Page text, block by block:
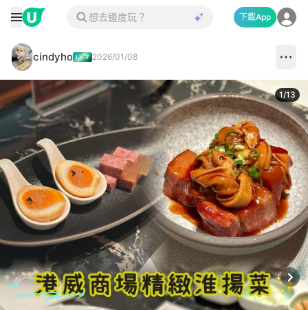
下載App
cindyho 2026/01/08
1/13